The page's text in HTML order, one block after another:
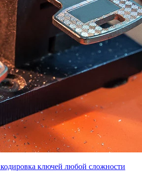
ключей любой сложности